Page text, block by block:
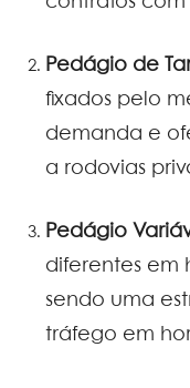
Pedágio de
fixados pelo
demanda e
a rodovias
Pedágio
diferentes em
sendo uma
tráfego em